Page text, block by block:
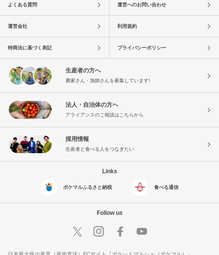
よくある質問 運営へのお問い合わせ
運営会社 利用規約
特商法に基づく表記 プライバシーポリシー
生産者の方へ
農家さん・漁師さんを募集しています!
法人・自治体の方へ
アライアンスのご相談はこちらから
採用情報
生産者と食べる人をつなぎたい
Links
ポケマルふるさと納税 食べる通信
Follow us